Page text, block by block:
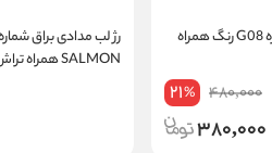
رژ لب مدادی براق شماره G08 رنگ همراه
480,000
21%
380,000
SALMON همراه تراش